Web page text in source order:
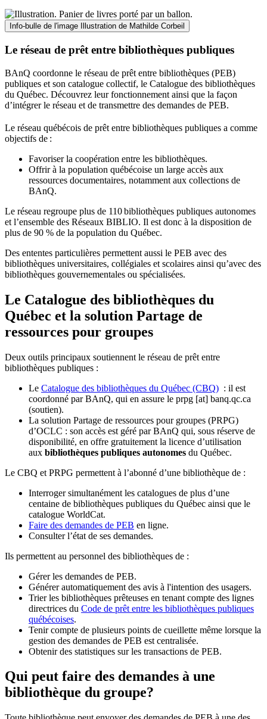
Info-bulle de l'image Illustration de Mathilde Corbeil
Le réseau de prêt entre bibliothèques publiques
BAnQ coordonne le réseau de prêt entre bibliothèques (PEB)
publiques et son catalogue collectif, le Catalogue des bibliothèques
du Québec. Découvrez leur fonctionnement ainsi que la façon
d’intégrer le réseau et de transmettre des demandes de PEB.
Le réseau québécois de prêt entre bibliothèques publiques a comme
objectifs de :
Favoriser la coopération entre les bibliothèques.
Offrir à la population québécoise un large accès aux
ressources documentaires, notamment aux collections de
BAnQ.
Le réseau regroupe plus de 110bibliothèques publiques autonomes
et l’ensemble des Réseaux BIBLIO. Il est donc à la disposition de
plus de 90 % de la population du Québec.
Des ententes particulières permettent aussi le PEB avec des
bibliothèques universitaires, collégiales et scolaires ainsi qu’avec des
bibliothèques gouvernementales ou spécialisées.
Le Catalogue des bibliothèques du
Québec et la solution Partage de
ressources pour groupes
Deux outils principaux soutiennent le réseau de prêt entre
bibliothèques publiques :
Le Catalogue des bibliothèques du Québec (CBQ) : il est
coordonné par BAnQ, qui en assure le prpg [at] banq.qc.ca
(soutien).
La solution Partage de ressources pour groupes (PRPG)
d’OCLC : son accès est géré par BAnQ qui, sous réserve de
disponibilité, en offre gratuitement la licence d’utilisation
aux bibliothèques publiques autonomes du Québec.
Le CBQ et PRPG permettent à l’abonné d’une bibliothèque de :
Interroger simultanément les catalogues de plus d’une
centaine de bibliothèques publiques du Québec ainsi que le
catalogue WorldCat.
Faire des demandes de PEB en ligne.
Consulter l’état de ses demandes.
Ils permettent au personnel des bibliothèques de :
Gérer les demandes de PEB.
Générer automatiquement des avis à l'intention des usagers.
Trier les bibliothèques prêteuses en tenant compte des lignes
directrices du Code de prêt entre les bibliothèques publiques
québécoises.
Tenir compte de plusieurs points de cueillette même lorsque la
gestion des demandes de PEB est centralisée.
Obtenir des statistiques sur les transactions de PEB.
Qui peut faire des demandes à une
bibliothèque du groupe?